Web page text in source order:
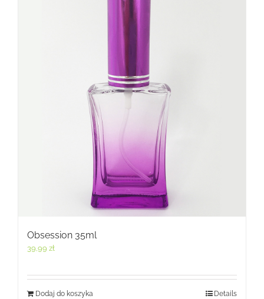
Obsession 35ml
39,99 zł
Dodaj do koszyka Details